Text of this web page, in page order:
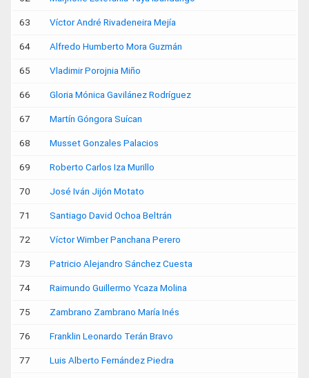
63 Víctor André Rivadeneira Mejía
64 Alfredo Humberto Mora Guzmán
65 Vladimir Porojnia Miño
66 Gloria Mónica Gavilánez Rodríguez
67 Martín Góngora Suícan
68 Musset Gonzales Palacios
69 Roberto Carlos Iza Murillo
70 José Iván Jijón Motato
71 Santiago David Ochoa Beltrán
72 Víctor Wimber Panchana Perero
73 Patricio Alejandro Sánchez Cuesta
74 Raimundo Guillermo Ycaza Molina
75 Zambrano Zambrano María Inés
76 Franklin Leonardo Terán Bravo
77 Luis Alberto Fernández Piedra